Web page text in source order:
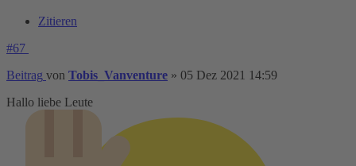
Zitieren
#67
Beitrag von Tobis_Vanventure » 05 Dez 2021 14:59
Hallo liebe Leute